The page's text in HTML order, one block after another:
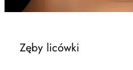
Zęby licówki